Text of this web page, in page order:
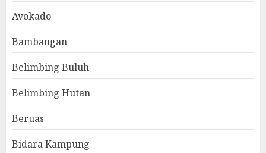
Avokado
Bambangan
Belimbing Buluh
Belimbing Hutan
Beruas
Bidara Kampung